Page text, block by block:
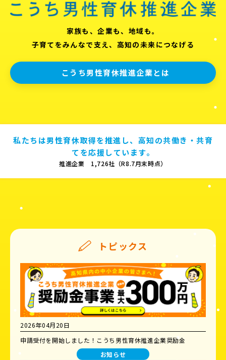
家族も、企業も、地域も。
子育てをみんなで支え、高知の未来につなげる
こうち男性育休推進企業とは
私たちは男性育休取得を推進し、高知の共働き・共育
てを応援しています。
推進企業 1,726社（R8.7月末時点）
トピックス
2026年04月20日
申請受付を開始しました！こうち男性育休推進企業奨励金
お知らせ